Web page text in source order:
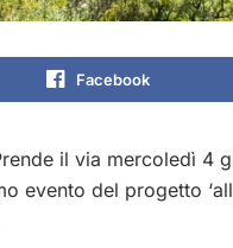
Facebook
il via mercoledì 4
evento del progetto